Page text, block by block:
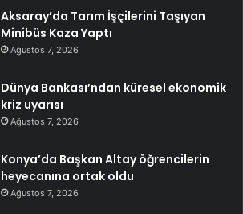
Aksaray’da Tarım İşçilerini Taşıyan
Minibüs Kaza Yaptı
Ağustos 7, 2026
Dünya Bankası’ndan küresel ekonomik
kriz uyarısı
Ağustos 7, 2026
Konya’da Başkan Altay öğrencilerin
heyecanına ortak oldu
Ağustos 7, 2026